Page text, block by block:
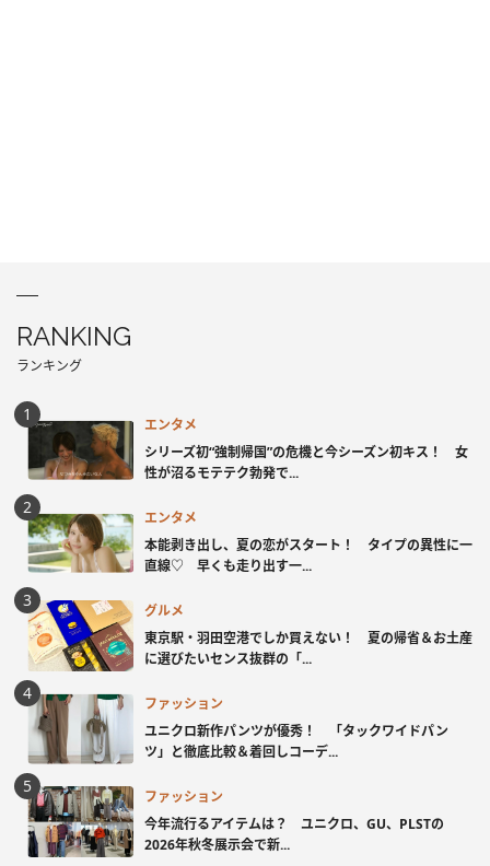
RANKING
ランキング
エンタメ
シリーズ初“強制帰国”の危機と今シーズン初キス！ 女
性が沼るモテテク勃発で...
エンタメ
本能剥き出し、夏の恋がスタート！ タイプの異性に一
直線♡ 早くも走り出す一...
グルメ
東京駅・羽田空港でしか買えない！ 夏の帰省＆お土産
に選びたいセンス抜群の「...
ファッション
ユニクロ新作パンツが優秀！ 「タックワイドパン
ツ」と徹底比較＆着回しコーデ...
ファッション
今年流行るアイテムは？ ユニクロ、GU、PLSTの
2026年秋冬展示会で新...